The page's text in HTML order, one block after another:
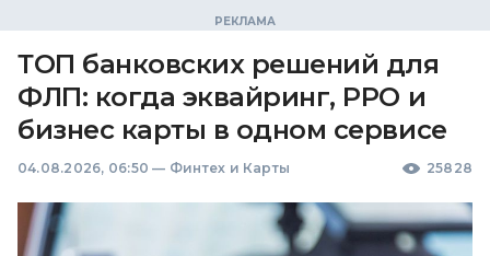
ТОП банковских решений для
ФЛП: когда эквайринг, РРО и
бизнес карты в одном сервисе
04.08.2026, 06:50 — Финтех и Карты 25828